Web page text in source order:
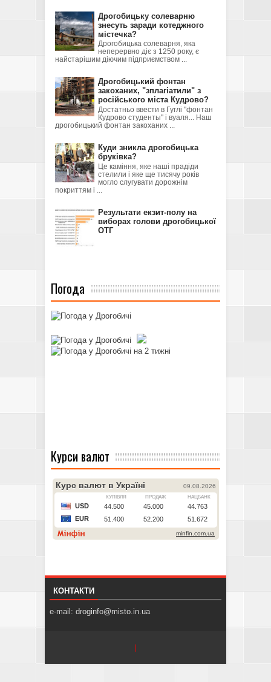
Дрогобицьку солеварню
знесуть заради котеджного
містечка?
Дрогобицька солеварня, яка
неперервно діє з 1250 року, є
найстарішим діючим підприємством ...
Дрогобицький фонтан
закоханих, "зплагіатили" з
російського міста Кудрово?
Достатньо ввести в Гуглі "фонтан
Кудрово студенты" і вуаля... Наш
дрогобицький фонтан закоханих ...
Куди зникла дрогобицька
бруківка?
Це каміння, яке наші прадіди
стелили і яке ще тисячу років
могло слугувати дорожнім
покриттям і ...
Результати екзит-полу на
виборах голови дрогобицької
ОТГ
Погода
Курси валют
КОНТАКТИ
e-mail: droginfo@misto.in.ua
|